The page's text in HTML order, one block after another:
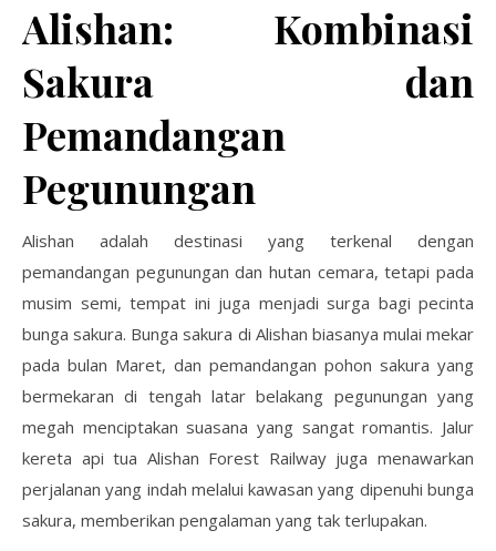
Alishan: Kombinasi
Sakura dan
Pemandangan
Pegunungan
Alishan adalah destinasi yang terkenal dengan
pemandangan pegunungan dan hutan cemara, tetapi pada
musim semi, tempat ini juga menjadi surga bagi pecinta
bunga sakura. Bunga sakura di Alishan biasanya mulai mekar
pada bulan Maret, dan pemandangan pohon sakura yang
bermekaran di tengah latar belakang pegunungan yang
megah menciptakan suasana yang sangat romantis. Jalur
kereta api tua Alishan Forest Railway juga menawarkan
perjalanan yang indah melalui kawasan yang dipenuhi bunga
sakura, memberikan pengalaman yang tak terlupakan.